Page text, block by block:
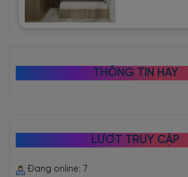
THÔNG TIN HAY
LƯỢT TRUY CẬP
Đang online: 7